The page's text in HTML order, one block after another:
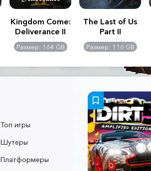
Kingdom Come:
Deliverance II
Размер: 164 GB
The Last of Us
Part II
Remastered
Размер: 116 GB
Топ игры
Шутеры
Платформеры